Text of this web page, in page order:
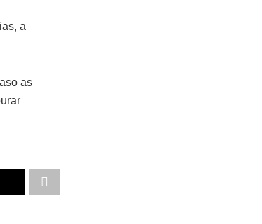
a
as